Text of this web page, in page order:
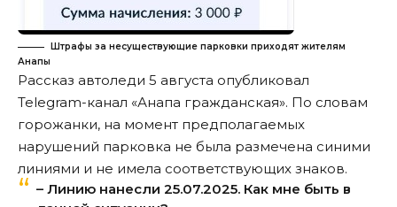
Штрафы за несуществующие парковки приходят жителям
Анапы
Рассказ автоледи 5 августа опубликовал
Telegram-канал «Анапа гражданская». По словам
горожанки, на момент предполагаемых
нарушений парковка не была размечена синими
линиями и не имела соответствующих знаков.
– Линию нанесли 25.07.2025. Как мне быть в